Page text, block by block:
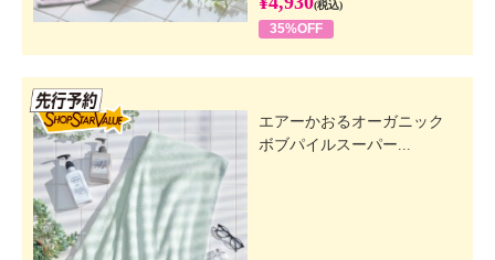
(税込)
35%OFF
エアーかおるオーガニック
ボブパイルスーパー...